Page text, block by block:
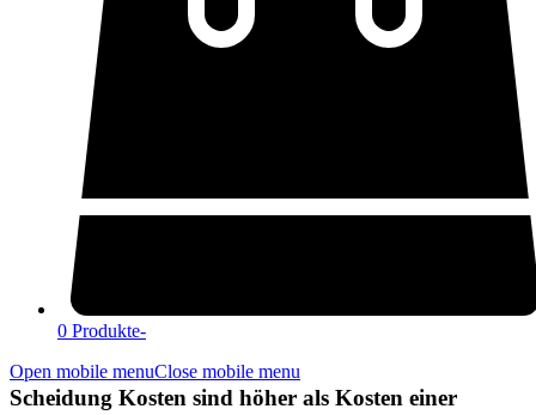
0 Produkte-
Open mobile menuClose mobile menu
Scheidung Kosten sind höher als Kosten einer